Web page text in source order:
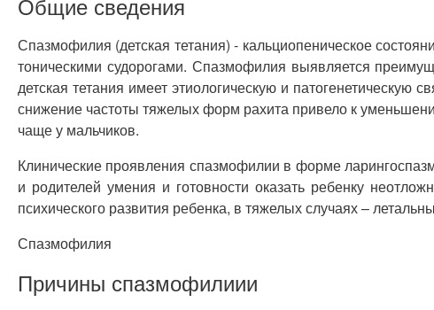
Спазмофилия (детская тетания) - кальциопеническое
тоническими судорогами. Спазмофилия выявляется
детская тетания имеет этиологическую и
снижение частоты тяжелых форм рахита привело к
чаще у мальчиков.
Клинические проявления спазмофилии в форме
и родителей умения и готовности оказать ребенку
психического развития ребенка, в тяжелых случаях –
Спазмофилия
Причины спазмофилиии